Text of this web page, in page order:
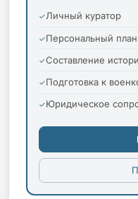
Личный куратор
Персональный
Составление
Подготовка к
Юридическое